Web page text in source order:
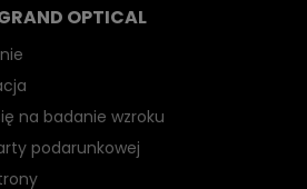
OPTICAL
na badanie wzroku
podarunkowej